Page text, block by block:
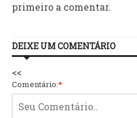
primeiro a comentar.
DEIXE UM COMENTÁRIO
<<
Comentário:*